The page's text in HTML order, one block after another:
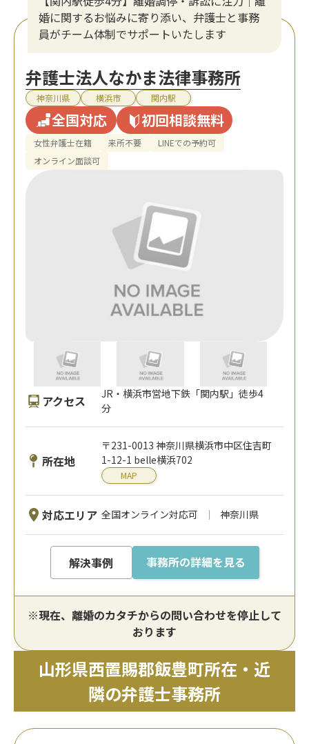
婚に関するお悩みに寄り添い、弁護士と事務
員がチーム体制でサポートいたします
弁護士法人なかま法律事務所
神奈川県 横浜市 関内駅
全国対応 初回相談無料
女性弁護士在籍 来所不要
LINEでの予約可
オンライン面談可
アクセス
JR・横浜市営地下鉄「関内駅」徒歩4
分
所在地
〒231-0013 神奈川県横浜市中区住吉町
1-12-1 belle横浜702
MAP
対応エリア 全国オンライン対応可 神奈川県
解決事例 事務所の詳細を見る
※現在、離婚のカタチからの問い合わせを停止して
おります
山形県西置賜郡飯豊町所在・近
隣の弁護士事務所